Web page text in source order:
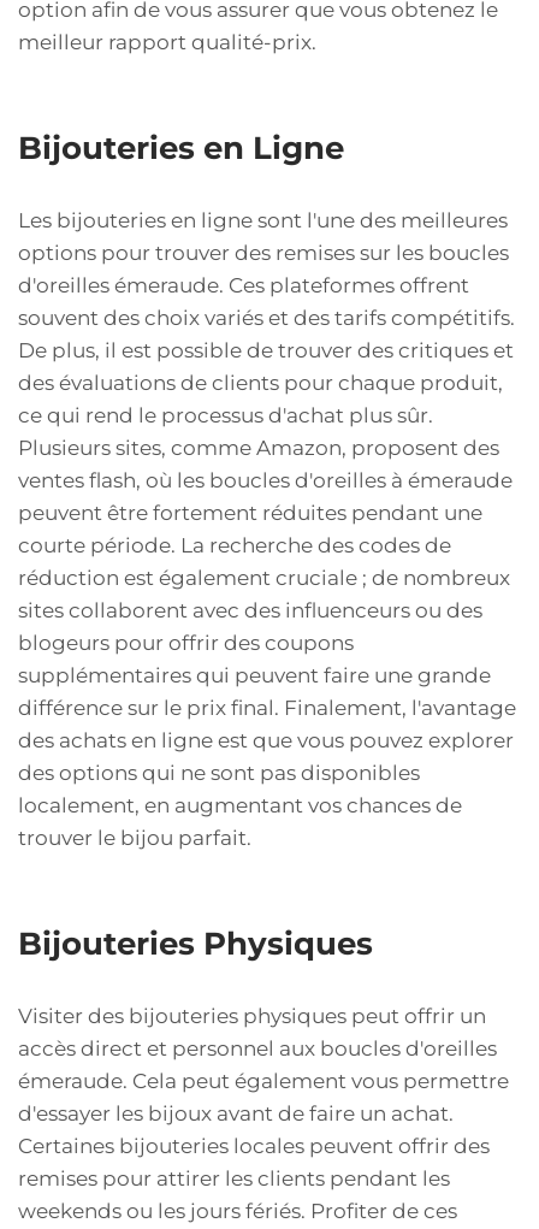
option afin de vous assurer que vous obtenez le
meilleur rapport qualité-prix.
Bijouteries en Ligne
Les bijouteries en ligne sont l'une des meilleures
options pour trouver des remises sur les boucles
d'oreilles émeraude. Ces plateformes offrent
souvent des choix variés et des tarifs compétitifs.
De plus, il est possible de trouver des critiques et
des évaluations de clients pour chaque produit,
ce qui rend le processus d'achat plus sûr.
Plusieurs sites, comme Amazon, proposent des
ventes flash, où les boucles d'oreilles à émeraude
peuvent être fortement réduites pendant une
courte période. La recherche des codes de
réduction est également cruciale ; de nombreux
sites collaborent avec des influenceurs ou des
blogeurs pour offrir des coupons
supplémentaires qui peuvent faire une grande
différence sur le prix final. Finalement, l'avantage
des achats en ligne est que vous pouvez explorer
des options qui ne sont pas disponibles
localement, en augmentant vos chances de
trouver le bijou parfait.
Bijouteries Physiques
Visiter des bijouteries physiques peut offrir un
accès direct et personnel aux boucles d'oreilles
émeraude. Cela peut également vous permettre
d'essayer les bijoux avant de faire un achat.
Certaines bijouteries locales peuvent offrir des
remises pour attirer les clients pendant les
weekends ou les jours fériés. Profiter de ces